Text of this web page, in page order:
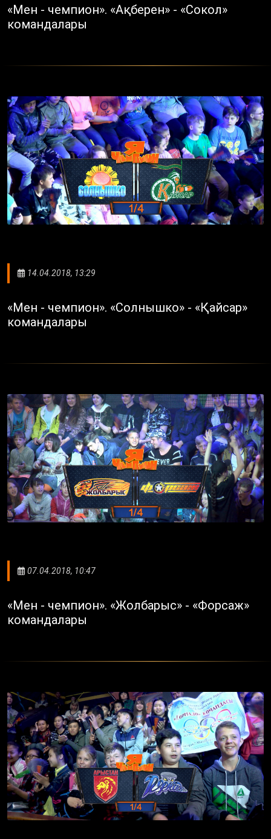
«Мен - чемпион». «Ақберен» - «Сокол»
командалары
14.04.2018, 13:29
«Мен - чемпион». «Солнышко» - «Қайсар»
командалары
07.04.2018, 10:47
«Мен - чемпион». «Жолбарыс» - «Форсаж»
командалары